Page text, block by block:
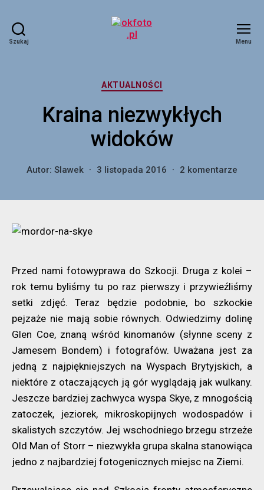
Szukaj Menu
Kategorie
AKTUALNOŚCI
Kraina niezwykłych
widoków
Autor: Slawek 3 listopada 2016 2 komentarze
Przed nami fotowyprawa do Szkocji. Druga z kolei –
rok temu byliśmy tu po raz pierwszy i przywieźliśmy
setki zdjęć. Teraz będzie podobnie, bo szkockie
pejzaże nie mają sobie równych. Odwiedzimy dolinę
Glen Coe, znaną wśród kinomanów (słynne sceny z
Jamesem Bondem) i fotografów. Uważana jest za
jedną z najpiękniejszych na Wyspach Brytyjskich, a
niektóre z otaczających ją gór wyglądają jak wulkany.
Jeszcze bardziej zachwyca wyspa Skye, z mnogością
zatoczek, jeziorek, mikroskopijnych wodospadów i
skalistych szczytów. Jej wschodniego brzegu strzeże
Old Man of Storr – niezwykła grupa skalna stanowiąca
jedno z najbardziej fotogenicznych miejsc na Ziemi.